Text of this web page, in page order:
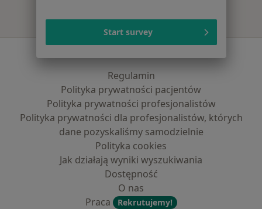
Regulamin
Polityka prywatności pacjentów
Polityka prywatności profesjonalistów
Polityka prywatności dla profesjonalistów, których
dane pozyskaliśmy samodzielnie
Polityka cookies
Jak działają wyniki wyszukiwania
Dostępność
O nas
Praca
Rekrutujemy!
Start survey